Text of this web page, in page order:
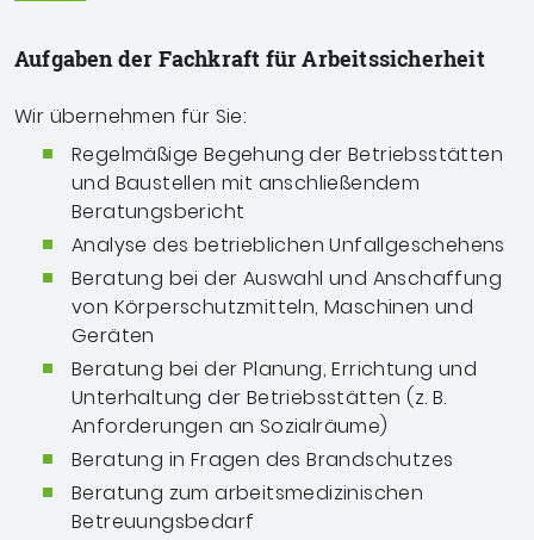
Aufgaben der Fachkraft für Arbeitssicherheit
Wir übernehmen für Sie:
Regelmäßige Begehung der Betriebsstätten
und Baustellen mit anschließendem
Beratungsbericht
Analyse des betrieblichen Unfallgeschehens
Beratung bei der Auswahl und Anschaffung
von Körperschutzmitteln, Maschinen und
Geräten
Beratung bei der Planung, Errichtung und
Unterhaltung der Betriebsstätten (z. B.
Anforderungen an Sozialräume)
Beratung in Fragen des Brandschutzes
Beratung zum arbeitsmedizinischen
Betreuungsbedarf